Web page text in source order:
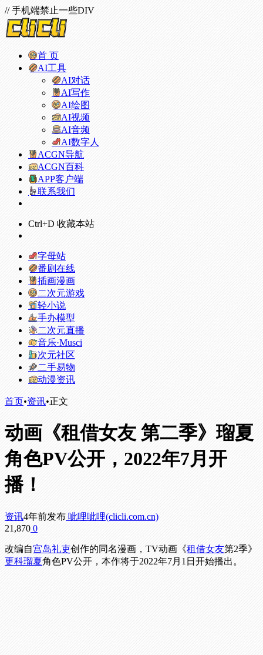
// 手机端禁止一些DIV
首 页
AI工具
AI对话
AI写作
AI绘图
AI视频
AI音频
AI数字人
ACGN导航
ACGN百科
APP客户端
联系我们
Ctrl+D 收藏本站
字母站
番剧在线
插画漫画
二次元游戏
轻小说
手办模型
二次元直播
音乐·Musci
次元社区
二手易物
动漫资讯
首页•资讯•正文
动画《租借女友 第二季》瑠夏
角色PV公开，2022年7月开
播！
资讯4年前发布 呲哩呲哩(clicli.com.cn)
21,870 0
改编自宫岛礼吏创作的同名漫画，TV动画《租借女友第2季》
更科瑠夏角色PV公开，本作将于2022年7月1日开始播出。